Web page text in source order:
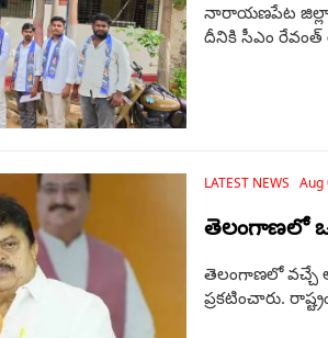
నారాయణపేట జిల్లా
దీనికి సీఎం రేవంత్
LATEST NEWS
తెలంగాణ‌లో
తెలంగాణలో వచ్చే
ప్రకటించారు.